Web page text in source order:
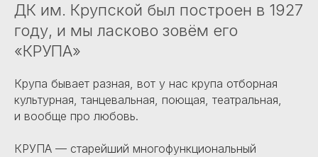
ДК им. Крупской был построен в 1927
году, и мы ласково зовём его
«КРУПА»
Крупа бывает разная, вот у нас крупа отборная
культурная, танцевальная, поющая, театральная,
и вообще про любовь.
КРУПА — старейший многофункциональный